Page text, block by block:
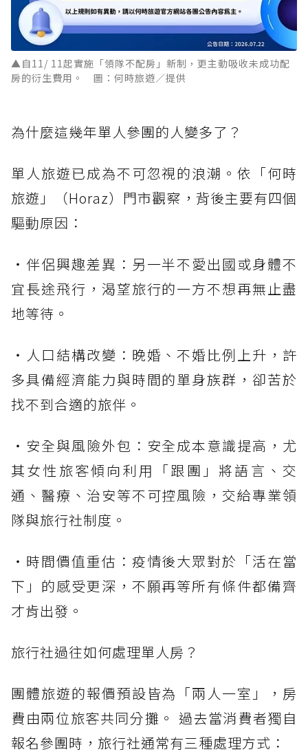
▲自11/ 11起實施「領隊不配房」新制，更主動吸收未成功配
房的衍生費用。 圖：何時旅遊／提供
為什麼這幾年單人參團的人變多了？
單人旅遊已成為不可忽視的浪潮。依「何時
旅遊」（Horaz）門市觀察，背後主要有四個
驅動原因：
・伴侶興趣差異：另一半不愛出國或身體不
宜長途飛行，渴望旅行的一方不想再無止盡
地等待。
・人口結構改變：晚婚、不婚比例上升，許
多具備經濟能力與時間的單身族群，卻苦於
找不到合適的旅伴。
・安全與風險外包：安全成本意識提高，尤
其女性旅客傾向利用「跟團」將語言、交
通、醫療、治安等不可控風險，交給專業領
隊與旅行社制度。
・時間價值重估：疫情後大眾對於「活在當
下」的感受更深，不願再等所有條件都備齊
才肯出發。
旅行社過往如何處理單人房？
團體旅遊的報價預設皆為「兩人一室」，房
費由兩位旅客共同分攤。 過去當消費者獨自
報名參團時，旅行社通常有三種處理方式：